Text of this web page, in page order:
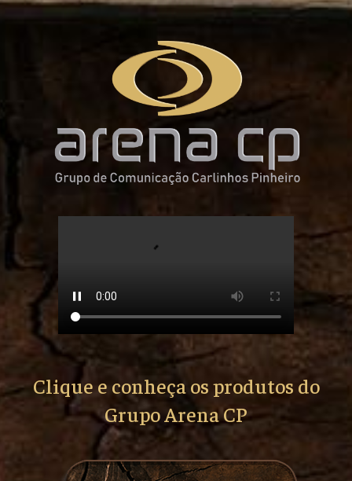
Clique e conheça os produtos do
Grupo Arena CP